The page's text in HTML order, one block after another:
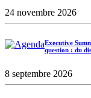
24 novembre 2026
Executive
question : du
8 septembre 2026